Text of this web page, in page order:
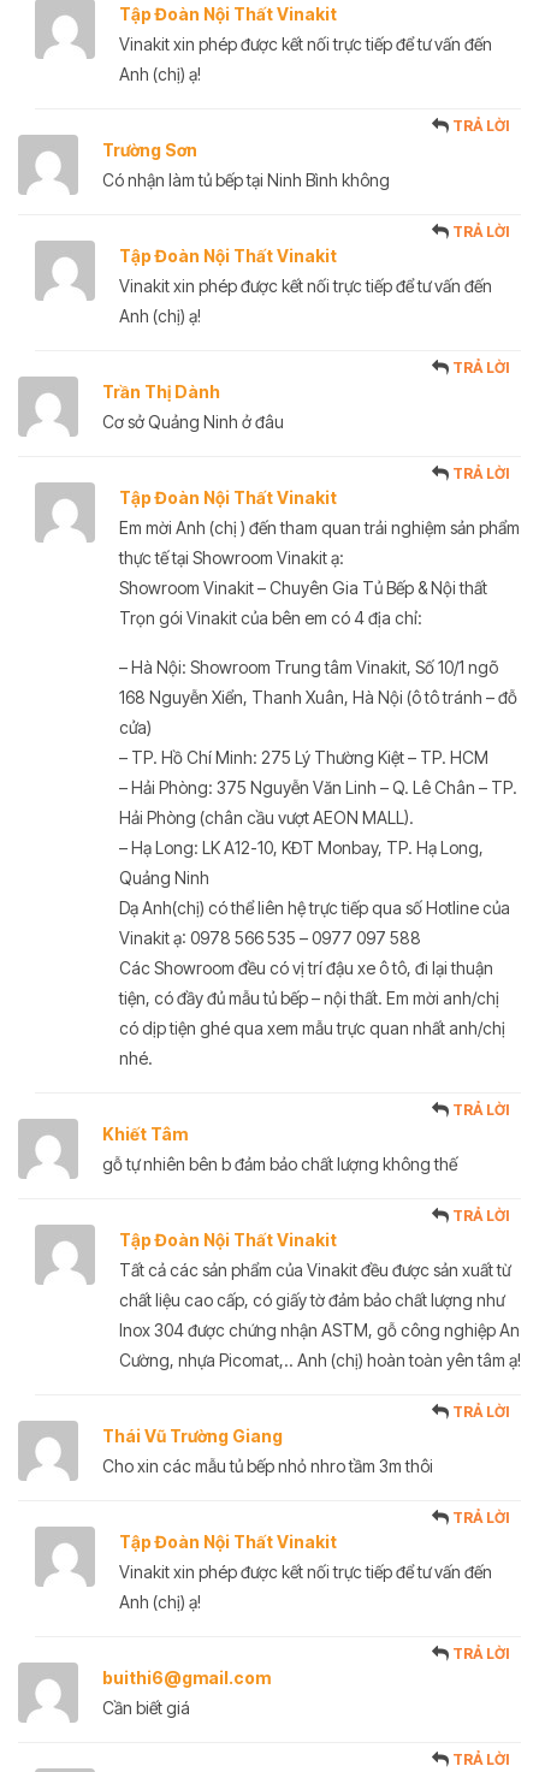
Tập Đoàn Nội Thất Vinakit
Vinakit xin phép được kết nối trực tiếp để tư vấn đến
Anh (chị) ạ!
Trường Sơn
TRẢ LỜI
Có nhận làm tủ bếp tại Ninh Bình không
Tập Đoàn Nội Thất Vinakit
TRẢ LỜI
Vinakit xin phép được kết nối trực tiếp để tư vấn đến
Anh (chị) ạ!
Trần Thị Dành
TRẢ LỜI
Cơ sở Quảng Ninh ở đâu
Tập Đoàn Nội Thất Vinakit
TRẢ LỜI
Em mời Anh (chị ) đến tham quan trải nghiệm sản phẩm
thực tế tại Showroom Vinakit ạ:
Showroom Vinakit – Chuyên Gia Tủ Bếp & Nội thất
Trọn gói Vinakit của bên em có 4 địa chỉ:
– Hà Nội: Showroom Trung tâm Vinakit, Số 10/1 ngõ
168 Nguyễn Xiển, Thanh Xuân, Hà Nội (ô tô tránh – đỗ
cửa)
– TP. Hồ Chí Minh: 275 Lý Thường Kiệt – TP. HCM
– Hải Phòng: 375 Nguyễn Văn Linh – Q. Lê Chân – TP.
Hải Phòng (chân cầu vượt AEON MALL).
– Hạ Long: LK A12-10, KĐT Monbay, TP. Hạ Long,
Quảng Ninh
Dạ Anh(chị) có thể liên hệ trực tiếp qua số Hotline của
Vinakit ạ: 0978 566 535 – 0977 097 588
Các Showroom đều có vị trí đậu xe ô tô, đi lại thuận
tiện, có đầy đủ mẫu tủ bếp – nội thất. Em mời anh/chị
có dịp tiện ghé qua xem mẫu trực quan nhất anh/chị
nhé.
Khiết Tâm
TRẢ LỜI
gỗ tự nhiên bên b đảm bảo chất lượng không thế
Tập Đoàn Nội Thất Vinakit
TRẢ LỜI
Tất cả các sản phẩm của Vinakit đều được sản xuất từ
chất liệu cao cấp, có giấy tờ đảm bảo chất lượng như
Inox 304 được chứng nhận ASTM, gỗ công nghiệp An
Cường, nhựa Picomat,.. Anh (chị) hoàn toàn yên tâm ạ!
Thái Vũ Trường Giang
TRẢ LỜI
Cho xin các mẫu tủ bếp nhỏ nhro tầm 3m thôi
Tập Đoàn Nội Thất Vinakit
TRẢ LỜI
Vinakit xin phép được kết nối trực tiếp để tư vấn đến
Anh (chị) ạ!
buithi6@gmail.com
TRẢ LỜI
Cần biết giá
TRẢ LỜI